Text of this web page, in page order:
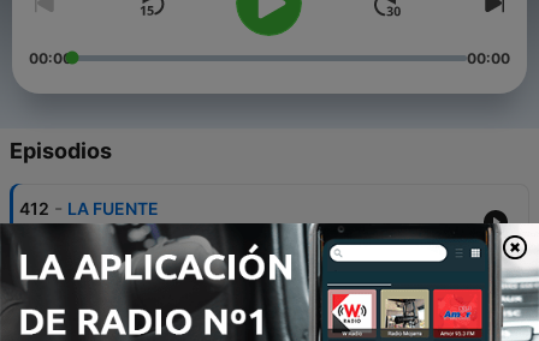
00:00 00:00
Episodios
412 - LA FUENTE
04 jun. 2026
411 - UN MENSAJE EN EL OCÉANO
03 jun. 2026